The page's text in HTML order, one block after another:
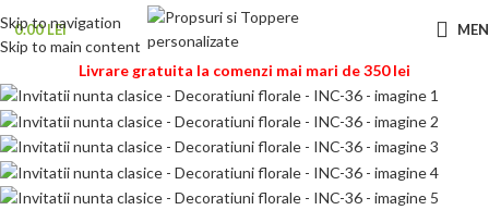
Skip to navigation
Skip to main content
0.00LEI
Livrare gratuita la comenzi mai mari de 350 lei